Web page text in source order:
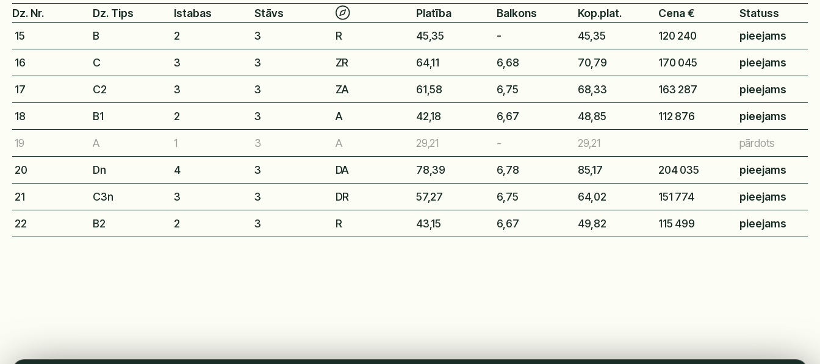
Dz. Nr. Dz. Tips Istabas Stāvs Platība Balkons Kop.plat. Cena €
Statuss
15
B 2 3 R 45,35 - 45,35 120 240 pieejams
16 C 3 3 ZR 64,11 6,68 70,79 170 045 pieejams
17 C2 3 3 ZA 61,58 6,75 68,33 163 287 pieejams
18 B1 2 3 A 42,18 6,67 48,85 112 876 pieejams
19 A 1 3 A 29,21 - 29,21 pārdots
20 Dn 4 3 DA 78,39 6,78 85,17 204 035 pieejams
21 C3n 3 3 DR 57,27 6,75 64,02 151 774 pieejams
22 B2 2 3 R 43,15 6,67 49,82 115 499 pieejams